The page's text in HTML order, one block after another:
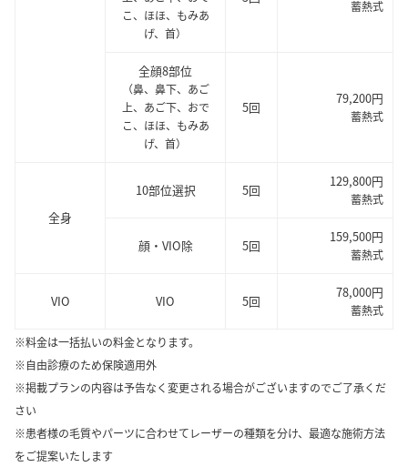
こ、ほほ、もみあ
げ、首）
蓄熱式
全顔8部位
（鼻、鼻下、あご
上、あご下、おで
こ、ほほ、もみあ
げ、首）
5回
79,200円
蓄熱式
全身
10部位選択 5回
129,800円
蓄熱式
顔・VIO除 5回
159,500円
蓄熱式
VIO VIO 5回
78,000円
蓄熱式
※料金は一括払いの料金となります。
※自由診療のため保険適用外
※掲載プランの内容は予告なく変更される場合がございますのでご了承くだ
さい
※患者様の毛質やパーツに合わせてレーザーの種類を分け、最適な施術方法
をご提案いたします